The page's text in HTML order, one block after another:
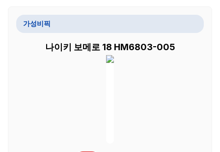
가성비픽
나이키 보메로 18 HM6803-005